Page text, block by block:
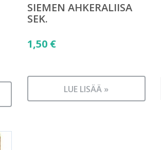
SIEMEN AHKERALIISA
SEK.
1,50 €
LUE LISÄÄ »